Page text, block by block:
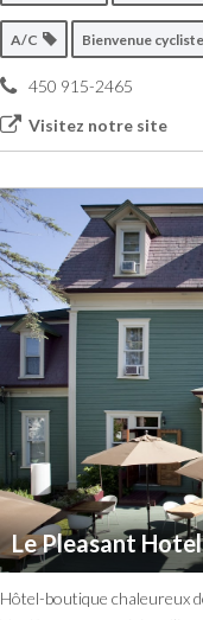
A/C Bienvenue
450 915-2465
Visitez notre site
Le Pleasant Hotel
Hôtel-boutique chaleureux